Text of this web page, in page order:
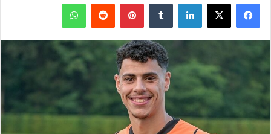
فيسبوك ‫X لينكدإن بينتيريست واتساب